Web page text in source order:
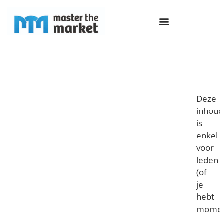
Deze
is
enkel
voor
leden
(of
je
hebt